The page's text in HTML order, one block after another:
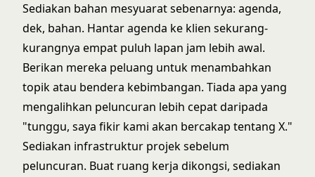
Sediakan bahan mesyuarat sebenarnya: agenda,
dek, bahan. Hantar agenda ke klien sekurang-
kurangnya empat puluh lapan jam lebih awal.
Berikan mereka peluang untuk menambahkan
topik atau bendera kebimbangan. Tiada apa yang
mengalihkan peluncuran lebih cepat daripada
"tunggu, saya fikir kami akan bercakap tentang X."
Sediakan infrastruktur projek sebelum
peluncuran. Buat ruang kerja dikongsi, sediakan